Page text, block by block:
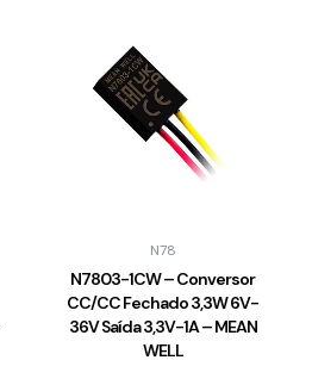
N78
N7803-1CW – Conversor
CC/CC Fechado 3,3W 6V-
36V Saída 3,3V-1A – MEAN
WELL